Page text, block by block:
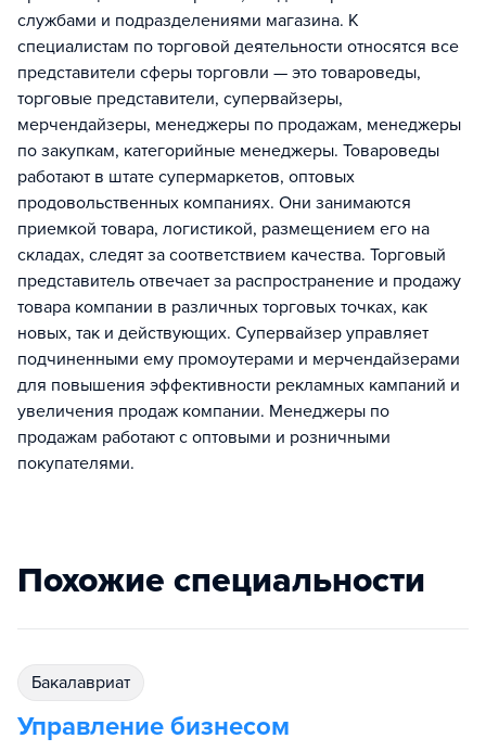
службами и подразделениями магазина. К
специалистам по торговой деятельности относятся все
представители сферы торговли — это товароведы,
торговые представители, супервайзеры,
мерчендайзеры, менеджеры по продажам, менеджеры
по закупкам, категорийные менеджеры. Товароведы
работают в штате супермаркетов, оптовых
продовольственных компаниях. Они занимаются
приемкой товара, логистикой, размещением его на
складах, следят за соответствием качества. Торговый
представитель отвечает за распространение и продажу
товара компании в различных торговых точках, как
новых, так и действующих. Супервайзер управляет
подчиненными ему промоутерами и мерчендайзерами
для повышения эффективности рекламных кампаний и
увеличения продаж компании. Менеджеры по
продажам работают с оптовыми и розничными
покупателями.
Похожие специальности
бакалавриат
Управление бизнесом